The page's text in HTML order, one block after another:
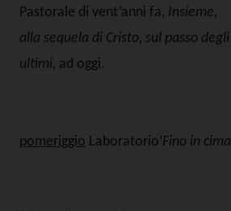
Pastorale di vent’anni fa, Insieme,
alla sequela di Cristo, sul passo degli
ultimi, ad oggi.
pomeriggio Laboratorio’Fino in cima